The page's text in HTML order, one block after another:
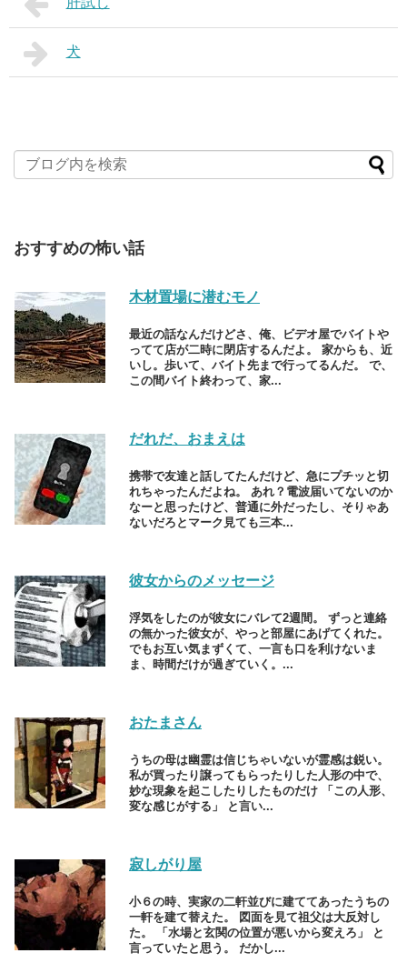
犬
おすすめの怖い話
木材置場に潜むモノ
最近の話なんだけどさ、俺、ビデオ屋でバイトや
ってて店が二時に閉店するんだよ。 家からも、近
いし。歩いて、バイト先まで行ってるんだ。 で、
この間バイト終わって、家...
だれだ、おまえは
携帯で友達と話してたんだけど、急にプチッと切
れちゃったんだよね。 あれ？電波届いてないのか
なーと思ったけど、普通に外だったし、そりゃあ
ないだろとマーク見ても三本...
彼女からのメッセージ
浮気をしたのが彼女にバレて2週間。 ずっと連絡
の無かった彼女が、やっと部屋にあげてくれた。
でもお互い気まずくて、一言も口を利けないま
ま、時間だけが過ぎていく。...
おたまさん
うちの母は幽霊は信じちゃいないが霊感は鋭い。
私が買ったり譲ってもらったりした人形の中で、
妙な現象を起こしたりしたものだけ 「この人形、
変な感じがする」 と言い...
寂しがり屋
小６の時、実家の二軒並びに建ててあったうちの
一軒を建て替えた。 図面を見て祖父は大反対し
た。 「水場と玄関の位置が悪いから変えろ」 と
言っていたと思う。 だかし...